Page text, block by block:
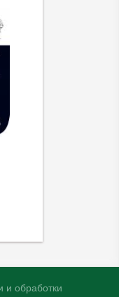
и обработки